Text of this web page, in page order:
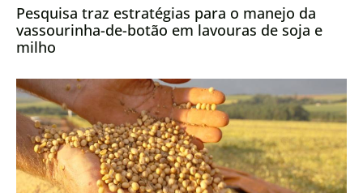
Pesquisa traz estratégias para o manejo da
vassourinha-de-botão em lavouras de soja e
milho